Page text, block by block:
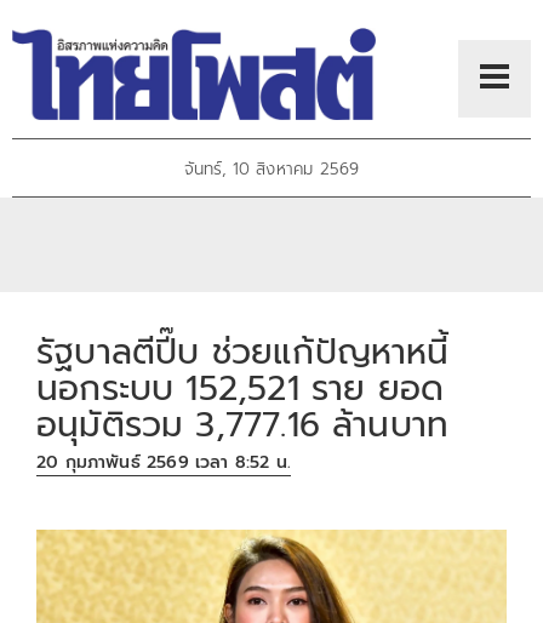
จันทร์, 10 สิงหาคม 2569
รัฐบาลตีปี๊บ ช่วยแก้ปัญหาหนี้
นอกระบบ 152,521 ราย ยอด
อนุมัติรวม 3,777.16 ล้านบาท
20 กุมภาพันธ์ 2569 เวลา 8:52 น.